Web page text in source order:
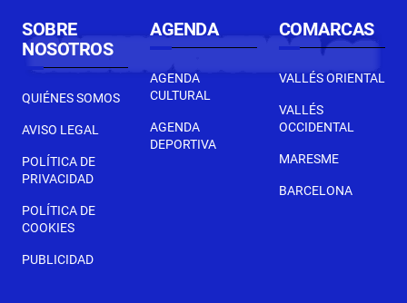
SOBRE
NOSOTROS
QUIÉNES SOMOS
AVISO LEGAL
POLÍTICA DE
PRIVACIDAD
POLÍTICA DE
COOKIES
PUBLICIDAD
AGENDA
AGENDA
CULTURAL
AGENDA
DEPORTIVA
COMARCAS
VALLÉS ORIENTAL
VALLÉS
OCCIDENTAL
MARESME
BARCELONA